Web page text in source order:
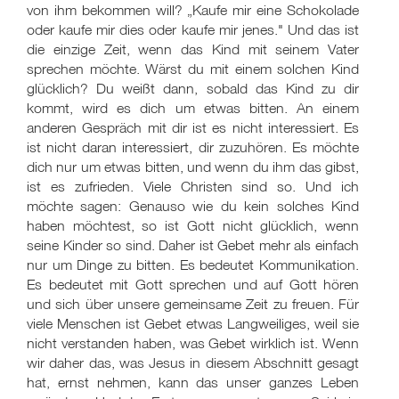
von ihm bekommen will? „Kaufe mir eine Schokolade
oder kaufe mir dies oder kaufe mir jenes." Und das ist
die einzige Zeit, wenn das Kind mit seinem Vater
sprechen möchte. Wärst du mit einem solchen Kind
glücklich? Du weißt dann, sobald das Kind zu dir
kommt, wird es dich um etwas bitten. An einem
anderen Gespräch mit dir ist es nicht interessiert. Es
ist nicht daran interessiert, dir zuzuhören. Es möchte
dich nur um etwas bitten, und wenn du ihm das gibst,
ist es zufrieden. Viele Christen sind so. Und ich
möchte sagen: Genauso wie du kein solches Kind
haben möchtest, so ist Gott nicht glücklich, wenn
seine Kinder so sind. Daher ist Gebet mehr als einfach
nur um Dinge zu bitten. Es bedeutet Kommunikation.
Es bedeutet mit Gott sprechen und auf Gott hören
und sich über unsere gemeinsame Zeit zu freuen. Für
viele Menschen ist Gebet etwas Langweiliges, weil sie
nicht verstanden haben, was Gebet wirklich ist. Wenn
wir daher das, was Jesus in diesem Abschnitt gesagt
hat, ernst nehmen, kann das unser ganzes Leben